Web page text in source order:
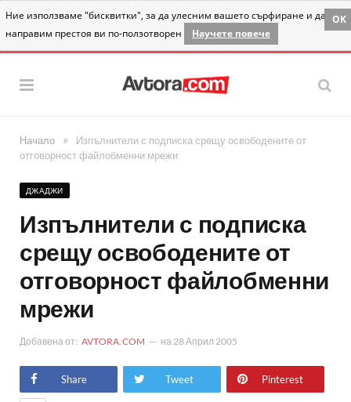
Ние използваме "бисквитки", за да улесним вашето сърфиране и да
направим престоя ви по-ползотворен
Научете повече
OK
Начало »
Изпълнители с подписка срещу освободените от
отговорност файлобменни мрежи
ДЖАДЖИ
Изпълнители с подписка
срещу освободените от
отговорност файлобменни
мрежи
Добавена от: AVTORA.COM на 28 Април 2005
Share Tweet Pinterest